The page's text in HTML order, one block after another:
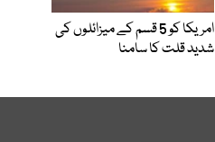
امریکا کو 5 قسم کے میزائلوں کی
شدید قلت کا سامنا